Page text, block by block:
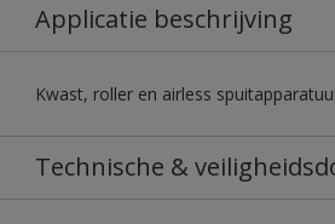
Applicatie beschrijving
Kwast, roller en airless
Technische &